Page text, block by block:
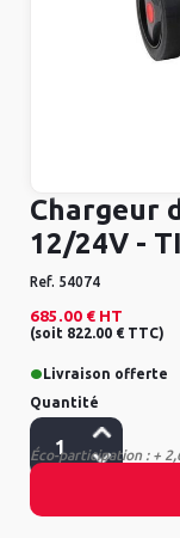
Chargeur
12/24V -
Ref. 54074
685.00 € HT
(soit 822.00 € TTC)
•Livraison offerte
Quantité
Éco-participation : +